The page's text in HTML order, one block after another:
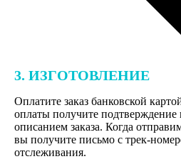
3. ИЗГОТОВЛЕНИЕ
Оплатите заказ банковской
оплаты получите подтверждение
описанием заказа. Когда
вы получите письмо с трек-
отслеживания.